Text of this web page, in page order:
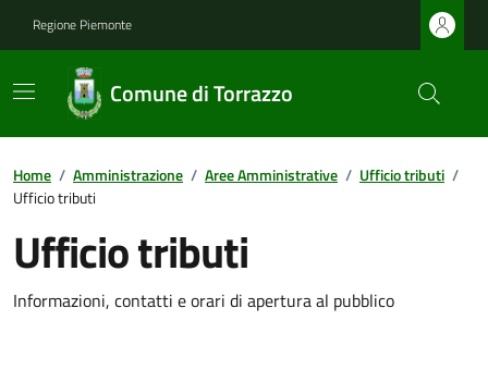
Regione Piemonte
Comune di Torrazzo
Home / Amministrazione / Aree Amministrative / Ufficio tributi /
Ufficio tributi
Ufficio tributi
Informazioni, contatti e orari di apertura al pubblico